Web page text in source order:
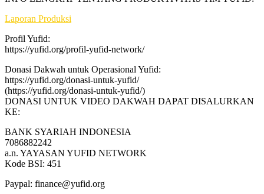
Laporan Produksi
Profil Yufid:
https://yufid.org/profil-yufid-network/
Donasi Dakwah untuk Operasional Yufid:
https://yufid.org/donasi-untuk-yufid/
(https://yufid.org/donasi-untuk-yufid/)
DONASI UNTUK VIDEO DAKWAH DAPAT DISALURKAN
KE:
BANK SYARIAH INDONESIA
7086882242
a.n. YAYASAN YUFID NETWORK
Kode BSI: 451
Paypal: finance@yufid.org